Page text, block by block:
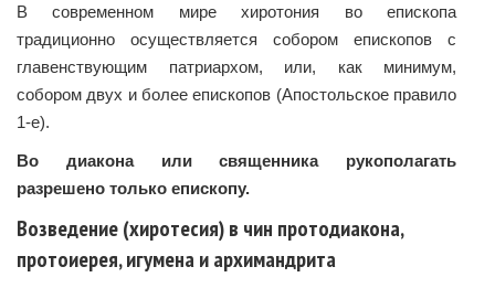
В современном мире хиротония во епископа
традиционно осуществляется собором епископов с
главенствующим патриархом, или, как минимум,
собором двух и более епископов (Апостольское правило
1-е).
Во диакона или священника рукополагать
разрешено только епископу.
Возведение (хиротесия) в чин протодиакона,
протоиерея, игумена и архимандрита